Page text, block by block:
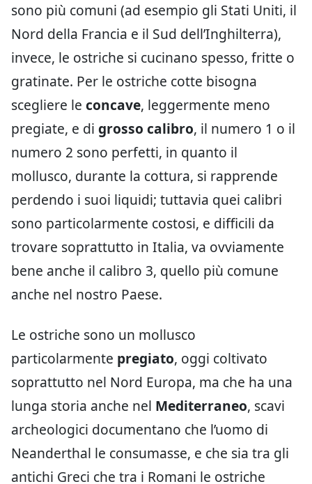
sono più comuni (ad esempio gli Stati Uniti, il
Nord della Francia e il Sud dell’Inghilterra),
invece, le ostriche si cucinano spesso, fritte o
gratinate. Per le ostriche cotte bisogna
scegliere le concave, leggermente meno
pregiate, e di grosso calibro, il numero 1 o il
numero 2 sono perfetti, in quanto il
mollusco, durante la cottura, si rapprende
perdendo i suoi liquidi; tuttavia quei calibri
sono particolarmente costosi, e difficili da
trovare soprattutto in Italia, va ovviamente
bene anche il calibro 3, quello più comune
anche nel nostro Paese.
Le ostriche sono un mollusco
particolarmente pregiato, oggi coltivato
soprattutto nel Nord Europa, ma che ha una
lunga storia anche nel Mediterraneo, scavi
archeologici documentano che l’uomo di
Neanderthal le consumasse, e che sia tra gli
antichi Greci che tra i Romani le ostriche